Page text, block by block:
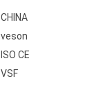
CHINA
veson
ISO CE
VSF